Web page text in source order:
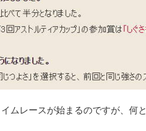
ムレースが始まるのですが、何と